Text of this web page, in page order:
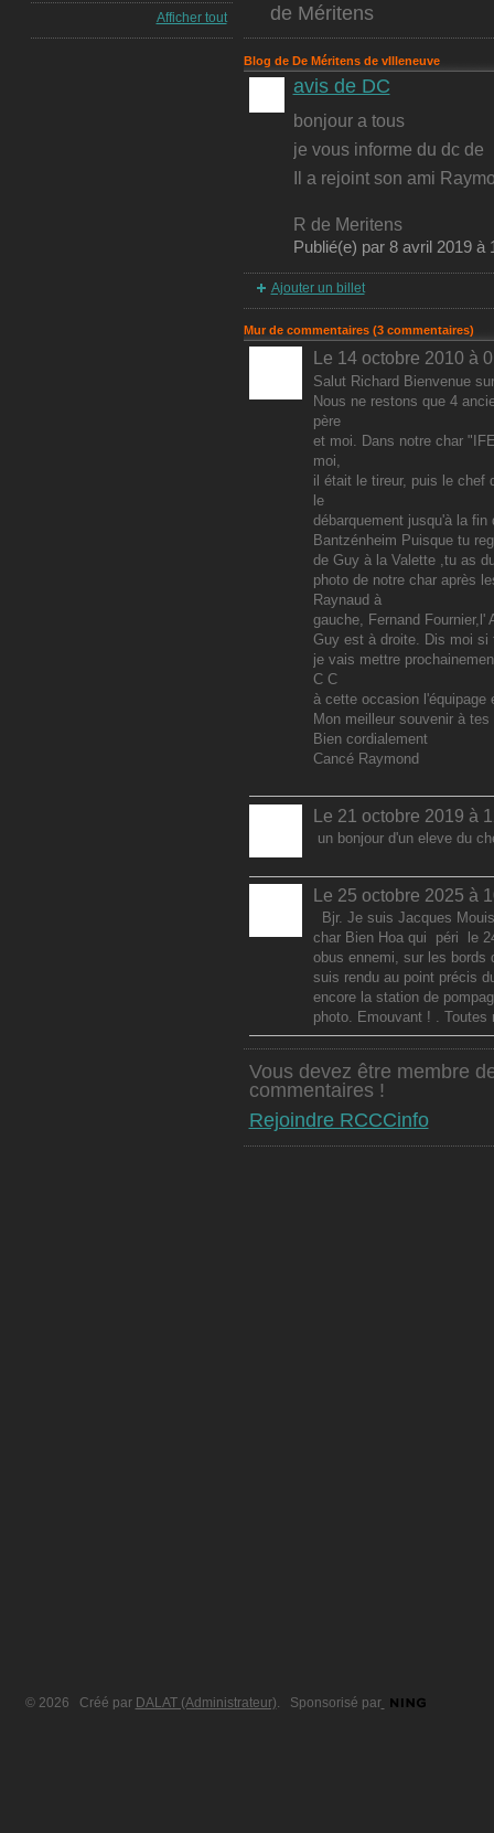
Afficher tout
de Méritens
Blog de De Méritens de vIlleneuve
avis de DC
bonjour a tous
je vous informe du dc
Il a rejoint son ami
R de Meritens
Publié(e) par 8 avril 2019
Ajouter un billet
Mur de commentaires (3 commentaires)
Le 14 octobre 2010 à
Salut Richard Bienvenue
Nous ne restons que 4
père
et moi. Dans notre char
moi,
il était le tireur, puis le chef
le
débarquement jusqu'à la
Bantzénheim Puisque tu
de Guy à la Valette ,tu as
photo de notre char après
Raynaud à
gauche, Fernand
Guy est à droite. Dis moi si
je vais mettre
C C
à cette occasion l'équipage
Mon meilleur souvenir à tes
Bien cordialement
Cancé Raymond
Le 21 octobre 2019 à
un bonjour d'un eleve du
Le 25 octobre 2025 à
Bjr. Je suis Jacques
char Bien Hoa qui péri le
obus ennemi, sur les bords
suis rendu au point précis
encore la station de
photo. Emouvant ! .
Vous devez être membre
commentaires !
Rejoindre RCCCinfo
© 2026 Créé par DALAT (Administrateur). Sponsorisé par